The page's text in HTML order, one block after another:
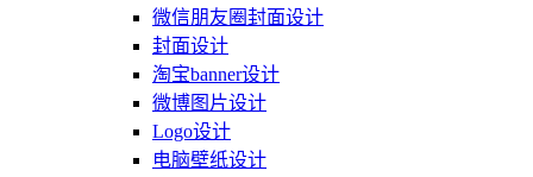
微信朋友圈封面设计
封面设计
淘宝banner设计
微博图片设计
Logo设计
电脑壁纸设计